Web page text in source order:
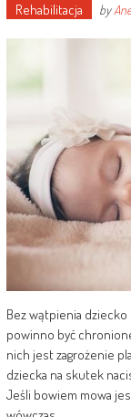
Rehabilitacja by
Bez wątpienia dziecko
powinno być
nich jest zagrożenie
dziecka na skutek
Jeśli bowiem mowa